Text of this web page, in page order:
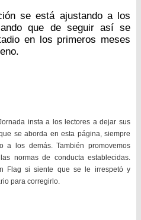
se está ajustando a los
que de seguir así se
en los primeros meses
insta a los lectores a dejar sus
se aborda en esta página, siempre
a los demás. También promovemos
normas de conducta establecidas.
Flag si siente que se le irrespetó y
para corregirlo.